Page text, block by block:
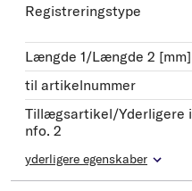
Registreringstype
Længde 1/Længde 2 [mm]
til artikelnummer
Tillægsartikel/Yderligere i
nfo. 2
yderligere egenskaber